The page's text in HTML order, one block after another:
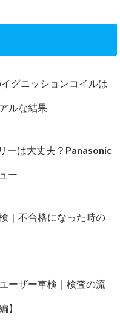
グニッションコイルは
ルな結果
ーは大丈夫？Panasonic
ー
｜不合格になった時の
ーザー車検｜検査の流
】